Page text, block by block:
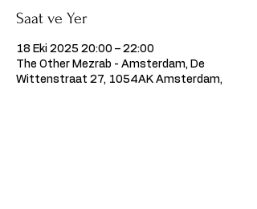
Saat ve Yer
18 Eki 2025 20:00 – 22:00
The Other Mezrab - Amsterdam, De
Wittenstraat 27, 1054AK Amsterdam,